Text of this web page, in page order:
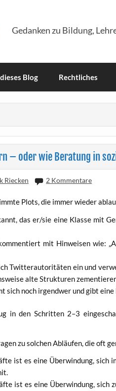
Gedanken zu Bildung,
Blog Rechtliches
– oder wie Beratung in
Riecken 2 Kommentare
Plots, die immer wie­der
das er/sie eine Klas­se mit
mit Hin­wei­sen wie:
Twit­ter­au­tori­tä­ten ein und
alte Struk­tu­ren
sich noch irgend­wer und gibt
in den Schrit­ten 2–3
zu sol­chen Abläu­fen, die oft
ist es eine Über­win­dung, sich
ist es eine Über­win­dung, sich